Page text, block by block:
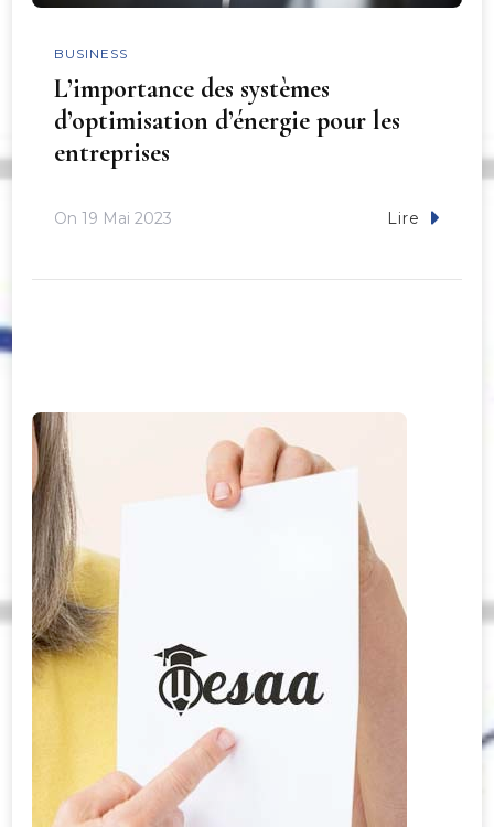
BUSINESS
L’importance des systèmes
d’optimisation d’énergie pour les
entreprises
On 19 Mai 2023 Lire